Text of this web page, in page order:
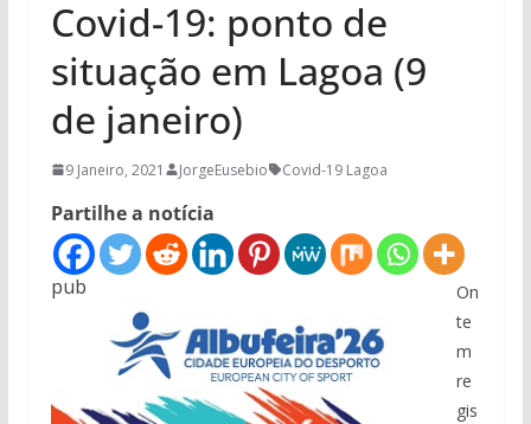
Covid-19: ponto de
situação em Lagoa (9
de janeiro)
9 Janeiro, 2021 JorgeEusebio Covid-19 Lagoa
Partilhe a notícia
pub
On
te
m
re
gis